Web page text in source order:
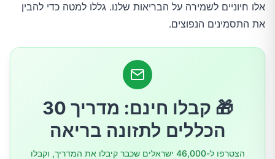
3. ראיית לילה גרועה
כיצד לטפל במהירות בחסרים תזונתיים
אלו חיוניים לשמירה על הבריאות שלנו. גללו למטה כדי להבין
את התסמינים הנפוצים.
🎁 קבלו חינם: מדריך 30
הכללים לתזונה בריאה
הצטרפו ל-46,000 ישראלים שכבר קיבלו את המדריך, וקבלו